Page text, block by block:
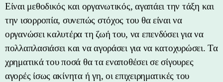
Είναι μεθοδικός και οργανωτικός, αγαπάει την τάξη και
την ισορροπία, συνεπώς στόχος του θα είναι να
οργανώσει καλυτέρα τη ζωή του, να επενδύσει για να
πολλαπλασιάσει και να αγοράσει για να κατοχυρώσει. Τα
χρηματικά του ποσά θα τα εναποθέσει σε σίγουρες
αγορές ίσως ακίνητα ή γη, οι επιχειρηματικές του